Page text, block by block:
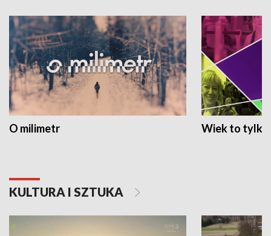
O milimetr Wiek to tylko
KULTURA I SZTUKA